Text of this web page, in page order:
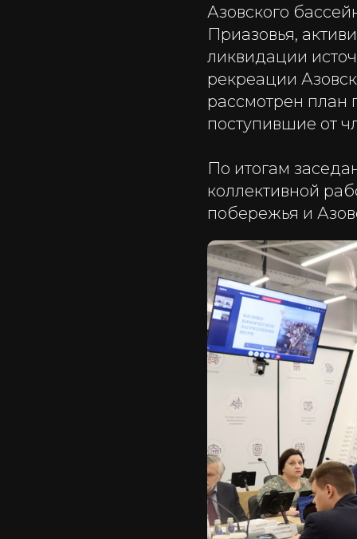
Азовского
Приазовья,
ликвидации
рекреации
рассмотрен план
поступившие от
По итогам
коллективной
побережья и